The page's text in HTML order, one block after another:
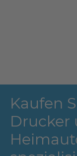
Kaufen
Drucker